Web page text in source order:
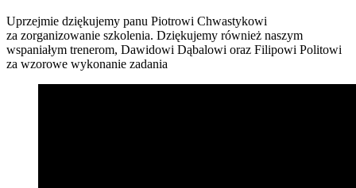
Uprzejmie dziękujemy panu Piotrowi Chwastykowi
za zorganizowanie szkolenia. Dziękujemy również naszym
wspaniałym trenerom, Dawidowi Dąbalowi oraz Filipowi Politowi
za wzorowe wykonanie zadania